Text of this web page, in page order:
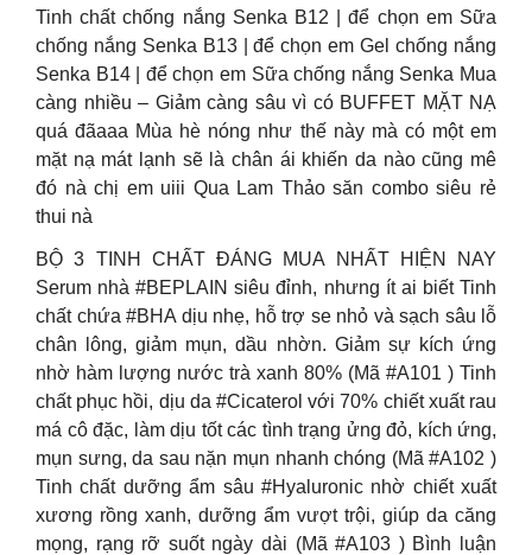
Tinh chất chống nắng Senka B12 | để chọn em Sữa
chống nắng Senka B13 | để chọn em Gel chống nắng
Senka B14 | để chọn em Sữa chống nắng Senka Mua
càng nhiều – Giảm càng sâu vì có BUFFET MẶT NẠ
quá đãaaa Mùa hè nóng như thế này mà có một em
mặt nạ mát lạnh sẽ là chân ái khiến da nào cũng mê
đó nà chị em uiii Qua Lam Thảo săn combo siêu rẻ
thui nà
BỘ 3 TINH CHẤT ĐÁNG MUA NHẤT HIỆN NAY
Serum nhà #BEPLAIN siêu đỉnh, nhưng ít ai biết Tinh
chất chứa #BHA dịu nhẹ, hỗ trợ se nhỏ và sạch sâu lỗ
chân lông, giảm mụn, dầu nhờn. Giảm sự kích ứng
nhờ hàm lượng nước trà xanh 80% (Mã #A101 ) Tinh
chất phục hồi, dịu da #Cicaterol với 70% chiết xuất rau
má cô đặc, làm dịu tốt các tình trạng ửng đỏ, kích ứng,
mụn sưng, da sau nặn mụn nhanh chóng (Mã #A102 )
Tinh chất dưỡng ẩm sâu #Hyaluronic nhờ chiết xuất
xương rồng xanh, dưỡng ẩm vượt trội, giúp da căng
mọng, rạng rỡ suốt ngày dài (Mã #A103 ) Bình luận